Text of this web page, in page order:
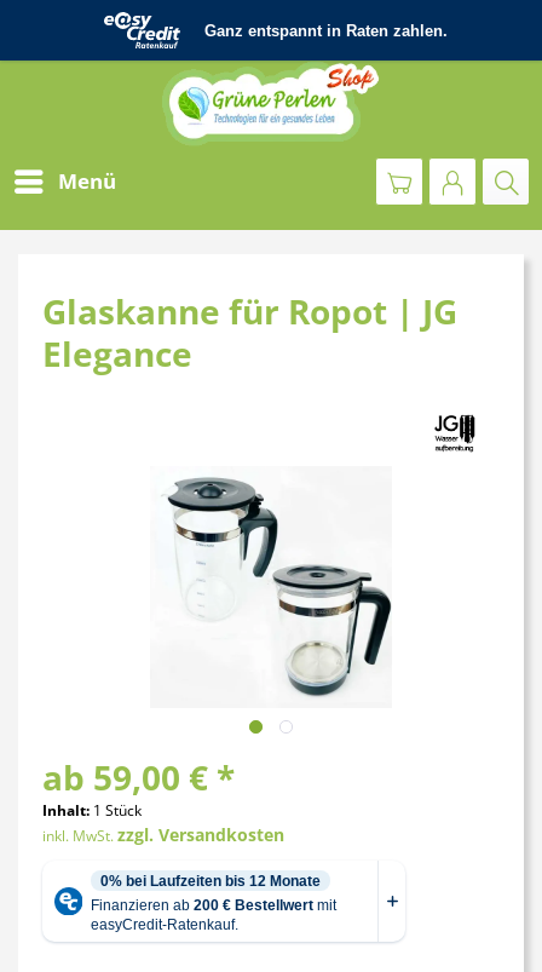
Menü
Glaskanne für Ropot | JG
Elegance
ab 59,00 € *
Inhalt: 1 Stück
inkl. MwSt.zzgl. Versandkosten